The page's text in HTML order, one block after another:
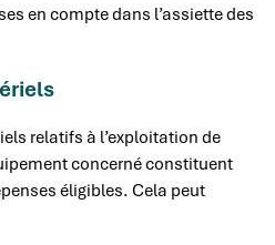
en compte dans l’assiette des
relatifs à l’exploitation de
concerné constituent
éligibles. Cela peut